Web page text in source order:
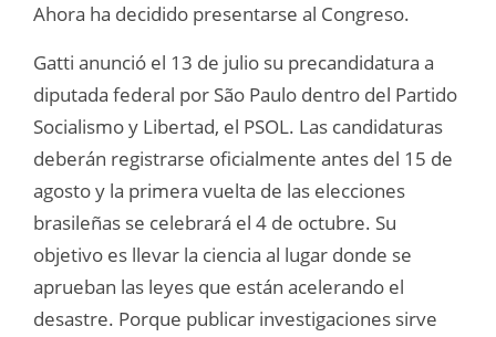
Ahora ha decidido presentarse al Congreso.
Gatti anunció el 13 de julio su precandidatura a
diputada federal por São Paulo dentro del Partido
Socialismo y Libertad, el PSOL. Las candidaturas
deberán registrarse oficialmente antes del 15 de
agosto y la primera vuelta de las elecciones
brasileñas se celebrará el 4 de octubre. Su
objetivo es llevar la ciencia al lugar donde se
aprueban las leyes que están acelerando el
desastre. Porque publicar investigaciones sirve